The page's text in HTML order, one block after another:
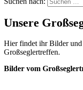
Unsere
Hier findet ihr Bilder und
Großseglertreffen.
Bilder vom